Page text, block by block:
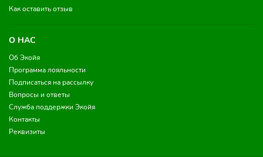
Как оставить отзыв
О НАС
Об Экойя
Программа лояльности
Подписаться на рассылку
Вопросы и ответы
Служба поддержки Экойя
Контакты
Реквизиты